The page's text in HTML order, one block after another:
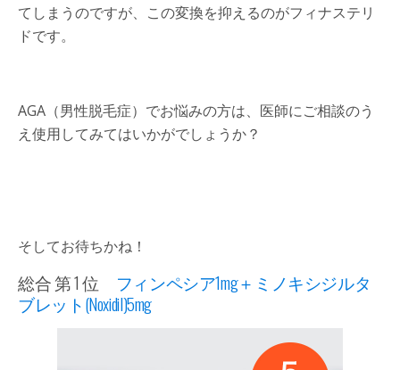
てしまうのですが、この変換を抑えるのがフィナステリ
ドです。
AGA（男性脱毛症）でお悩みの方は、医師にご相談のう
え使用してみてはいかがでしょうか？
そしてお待ちかね！
総合 第 1 位 フィンペシア1mg＋ミノキシジルタ
ブレット(Noxidil)5mg